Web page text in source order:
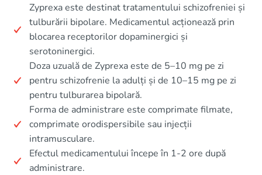
Zyprexa este destinat tratamentului schizofreniei și
tulburării bipolare. Medicamentul acționează prin
blocarea receptorilor dopaminergici și
serotoninergici.
Doza uzuală de Zyprexa este de 5–10 mg pe zi
pentru schizofrenie la adulți și de 10–15 mg pe zi
pentru tulburarea bipolară.
Forma de administrare este comprimate filmate,
comprimate orodispersibile sau injecții
intramusculare.
Efectul medicamentului începe în 1-2 ore după
administrare.